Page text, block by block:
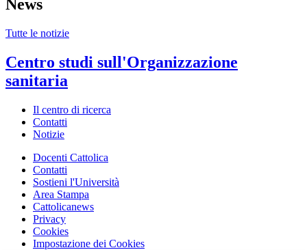
News
Tutte le notizie
Centro studi sull'Organizzazione
sanitaria
Il centro di ricerca
Contatti
Notizie
Docenti Cattolica
Contatti
Sostieni l'Università
Area Stampa
Cattolicanews
Privacy
Cookies
Impostazione dei Cookies